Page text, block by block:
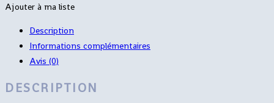
Ajouter à ma liste
Description
Informations complémentaires
Avis (0)
DESCRIPTION